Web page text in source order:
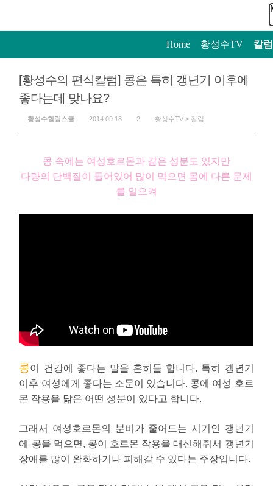
Home 황성수TV 칼럼
[황성수의 편식칼럼] 콩은 특히 갱년기 이후에
좋다는데 맞나요?
황성수힐링스쿨 2014.09.18 2 황성수TV > 칼럼
콩 속에는 여성호르몬과 같은 성분도 있지만
다량의 단백질이 들어있어 많이 먹으면 몸에 다른 문제
를 일으켜
콩이 건강에 좋다는 말을 흔히들 합니다. 특히 갱년기
이후 여성에게 좋다는 소문이 있습니다. 콩에 여성 호르
몬 작용을 닮은 어떤 성분이 있다고 합니다.
그래서 여성호르몬의 분비가 줄어드는 시기인 갱년기
에 콩을 먹으면, 콩이 호르몬 작용을 대신해줘서 갱년기
장애를 많이 완화하거나 피해갈 수 있다는 주장입니다.